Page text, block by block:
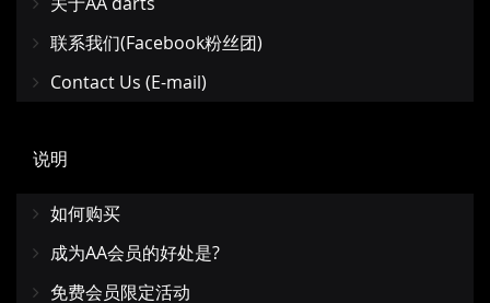
联系我们(Facebook粉丝团)
Contact Us (E-mail)
说明
如何购买
成为AA会员的好处是?
免费会员限定活动